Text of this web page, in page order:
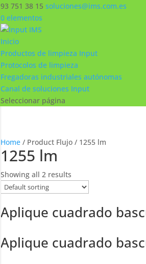
93 751 38 15 soluciones@ims.com.es
0 elementos
Inicio
Productos de limpieza Input
Protocolos de limpieza
Fregadoras industriales autónomas
Canal de soluciones Input
Seleccionar página
Home / Product Flujo / 1255 lm
1255 lm
Showing all 2 results
Aplique cuadrado
Aplique cuadrado